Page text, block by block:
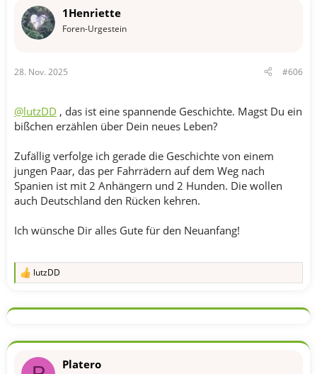
o
:
1Henriette
Foren-Urgestein
28. Nov. 2025 #606
@lutzDD , das ist eine spannende Geschichte. Magst Du ein
bißchen erzählen über Dein neues Leben?
Zufällig verfolge ich gerade die Geschichte von einem
jungen Paar, das per Fahrrädern auf dem Weg nach
Spanien ist mit 2 Anhängern und 2 Hunden. Die wollen
auch Deutschland den Rücken kehren.
Ich wünsche Dir alles Gute für den Neuanfang!
R
k
o
e
lutzDD
Platero